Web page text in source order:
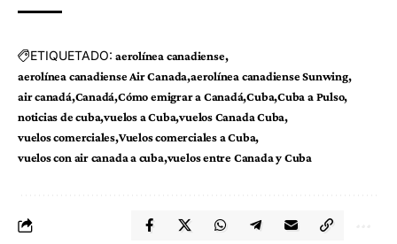
ETIQUETADO: aerolínea canadiense
aerolínea canadiense Air Canada aerolínea canadiense Sunwing
air canadá Canadá Cómo emigrar a Canadá Cuba Cuba a Pulso
noticias de cuba vuelos a Cuba vuelos Canada Cuba
vuelos comerciales Vuelos comerciales a Cuba
vuelos con air canada a cuba vuelos entre Canada y Cuba